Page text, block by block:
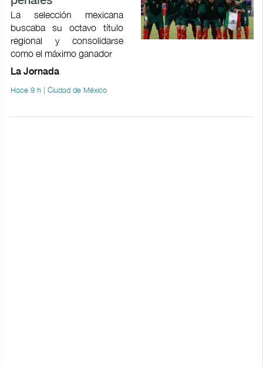
La selección mexicana
buscaba su octavo título
regional y consolidarse
como el máximo ganador
La Jornada
Hace 9 h | Ciudad de México